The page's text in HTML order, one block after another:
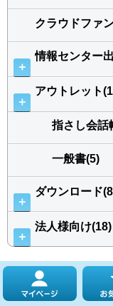
クラウドファ
＋
情報センター
＋
アウトレット
指さし会話
一般書(5)
＋
ダウンロード
＋
法人様向け(18)